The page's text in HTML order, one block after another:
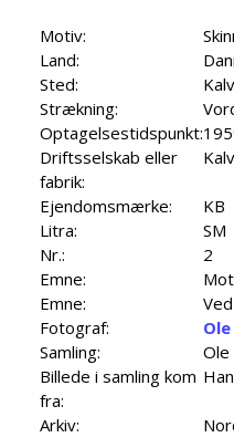
Motiv:
Land:
Sted:
Strækning:
Optagelsestidspunkt:
Driftsselskab eller
fabrik:
Ejendomsmærke:
KB
Litra:
SM
Nr.:
2
Emne:
Emne:
Fotograf:
Samling:
Ole
Billede i samling kom
fra:
Arkiv: